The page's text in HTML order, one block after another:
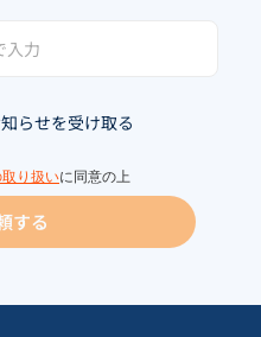
らせを受け取る
り扱いに同意の上
する